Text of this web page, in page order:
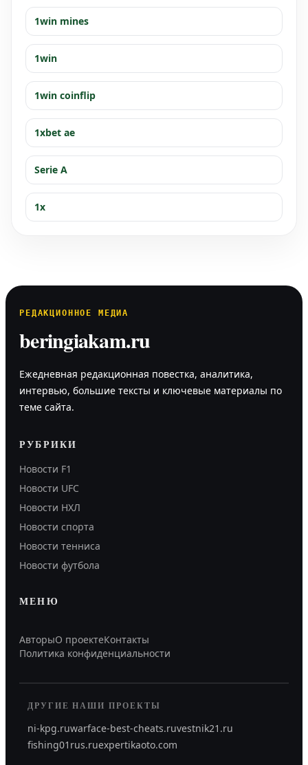
1win mines
1win
1win coinflip
1xbet ae
Serie A
1x
РЕДАКЦИОННОЕ МЕДИА
beringiakam.ru
Ежедневная редакционная повестка, аналитика,
интервью, большие тексты и ключевые материалы по
теме сайта.
РУБРИКИ
Новости F1
Новости UFC
Новости НХЛ
Новости спорта
Новости тенниса
Новости футбола
МЕНЮ
АвторыО проектеКонтакты
Политика конфиденциальности
ДРУГИЕ НАШИ ПРОЕКТЫ
ni-kpg.ruwarface-best-cheats.ruvestnik21.ru
fishing01rus.ruexpertikaoto.com